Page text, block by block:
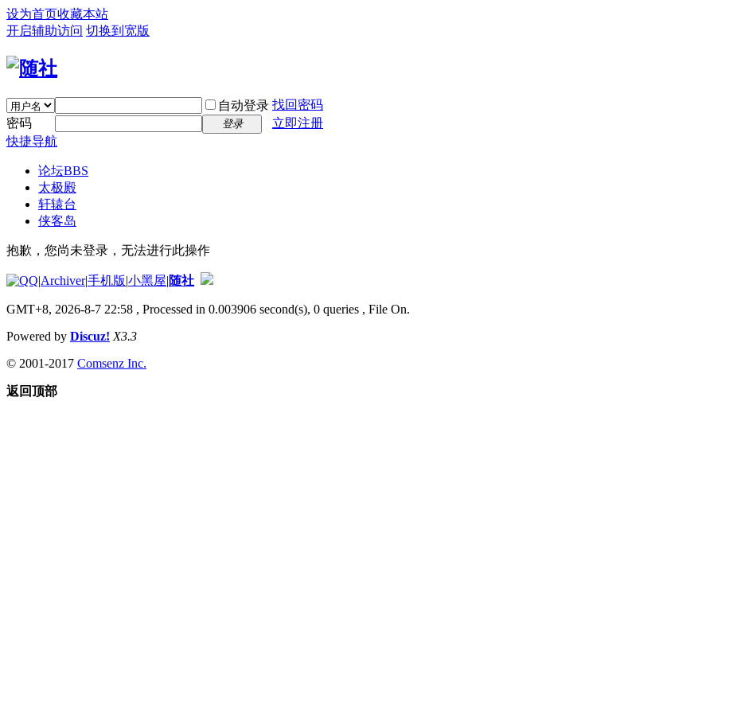
设为首页收藏本站
开启辅助访问 切换到宽版
自动登录 找回密码
密码
登录
立即注册
快捷导航
论坛BBS
太极殿
轩辕台
侠客岛
抱歉，您尚未登录，无法进行此操作
|Archiver|手机版|小黑屋|随社
GMT+8, 2026-8-7 22:58 , Processed in 0.003906 second(s), 0 queries , File On.
Powered by Discuz! X3.3
© 2001-2017 Comsenz Inc.
返回顶部